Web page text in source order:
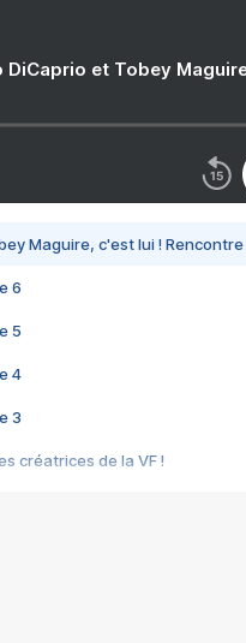
DiCaprio et Tobey
Maguire, c'est lui !
6
5
4
3
créatrices de la VF !